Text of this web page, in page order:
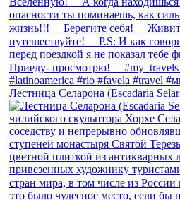
Лестница Селарона (Escadaria Selar